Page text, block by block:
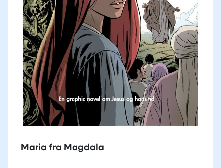
Maria fra Magdala